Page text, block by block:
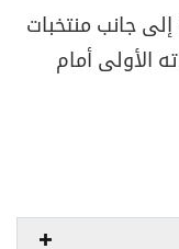
إلى جانب منتخبات
الأولى أمام